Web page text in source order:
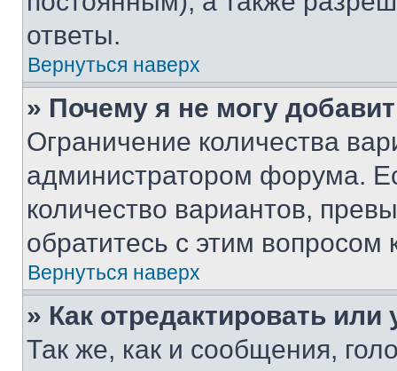
ответы.
Вернуться наверх
» Почему я не могу
Ограничение количества
администратором форума.
количество вариантов,
обратитесь с этим вопросом
Вернуться наверх
» Как отредактировать
Так же, как и сообщения,